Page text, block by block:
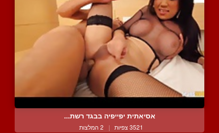
אסיאתית יפייפיה בבגד רשת...
3521 צפיות | 2 המלצות